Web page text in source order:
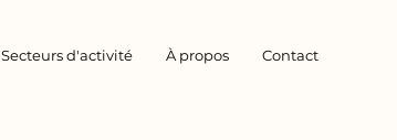
Secteurs d'activité À propos Contact